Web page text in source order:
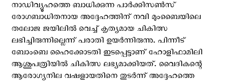
നാഡിവ്യൂഹത്തെ ബാധിക്കുന്ന പാർക്കിസണ്‍സ്
രോഗബാധിതനായ അദ്ദേഹത്തിന് നവി മുംബൈയിലെ
തലോജ ജയിലിൽ വെച്ച് കൃത്യമായ ചികിത്സ
ലഭിച്ചിരുന്നില്ലെന്ന്​ പരാതി ഉയർന്നിരുന്നു. പിന്നീട്
ബോംബെ ഹൈക്കോടതി ഇടപ്പെട്ടാണ് ഹോ​ളി​ഫാ​മി​ലി
ആശുപത്രിയില്‍ ചികിത്സ ലഭ്യമാക്കിയത്. വൈദികന്റെ
ആരോഗ്യനില വഷളായതിനെ തുടര്‍ന്ന് അദ്ദേഹത്തെ